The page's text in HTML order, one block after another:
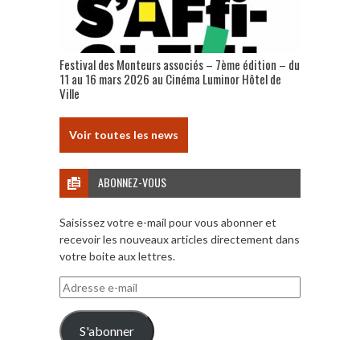
Festival des Monteurs associés – 7ème édition – du
11 au 16 mars 2026 au Cinéma Luminor Hôtel de
Ville
Voir toutes les news
ABONNEZ-VOUS
Saisissez votre e-mail pour vous abonner et
recevoir les nouveaux articles directement dans
votre boite aux lettres.
Adresse
e-
mail
S'abonner